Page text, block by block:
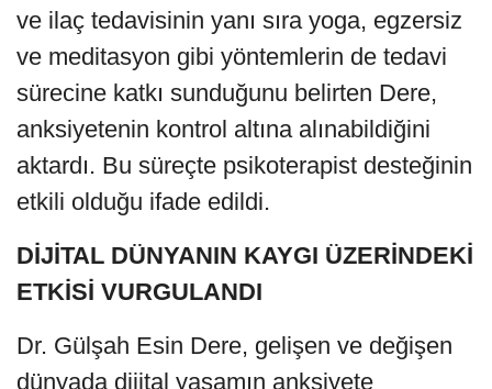
ve ilaç tedavisinin yanı sıra yoga, egzersiz
ve meditasyon gibi yöntemlerin de tedavi
sürecine katkı sunduğunu belirten Dere,
anksiyetenin kontrol altına alınabildiğini
aktardı. Bu süreçte psikoterapist desteğinin
etkili olduğu ifade edildi.
DİJİTAL DÜNYANIN KAYGI ÜZERİNDEKİ
ETKİSİ VURGULANDI
Dr. Gülşah Esin Dere, gelişen ve değişen
dünyada dijital yaşamın anksiyete